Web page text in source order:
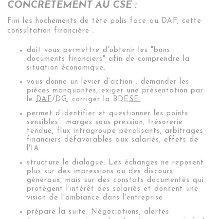
CONCRÈTEMENT AU CSE :
Fini les hochements de tête polis face au DAF, cette
consultation financière :
doit vous permettre d'obtenir les "bons
documents financiers" afin de comprendre la
situation économique.
vous donne un levier d’action : demander les
pièces manquantes, exiger une présentation par
le DAF/DG, corriger la BDESE.
permet d’identifier et questionner les points
sensibles : marges sous pression, trésorerie
tendue, flux intragroupe pénalisants, arbitrages
financiers défavorables aux salariés, effets de
l'IA
structure le dialogue. Les échanges ne reposent
plus sur des impressions ou des discours
généraux, mais sur des constats documentés qui
protègent l’intérêt des salariés et donnent une
vision de l'ambiance dans l'entreprise
prépare la suite. Négociations, alertes